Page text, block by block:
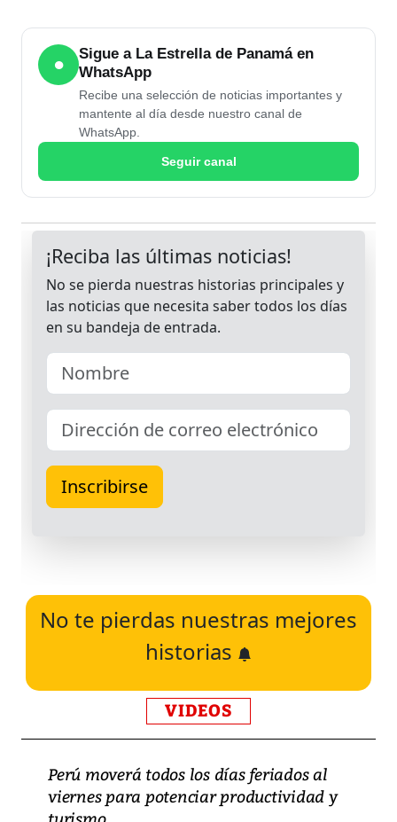
●
Sigue a La Estrella de Panamá en
WhatsApp
Recibe una selección de noticias importantes y
mantente al día desde nuestro canal de
WhatsApp.
Seguir canal
No te pierdas nuestras mejores
historias
VIDEOS
Perú moverá todos los días feriados al
viernes para potenciar productividad y